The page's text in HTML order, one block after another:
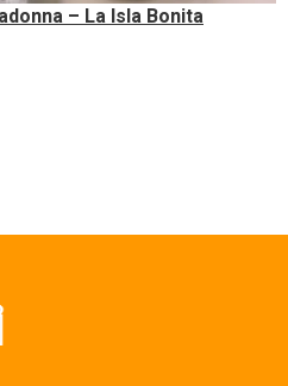
– La Isla Bonita